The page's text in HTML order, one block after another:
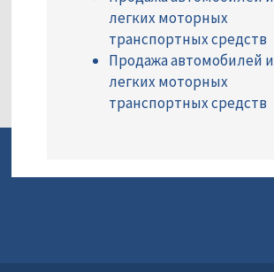
легких моторных
транспортных средств
Продажа автомобилей и
легких моторных
транспортных средств